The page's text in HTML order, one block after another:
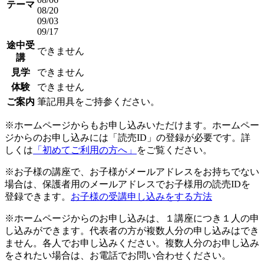
テーマ
08/20
09/03
09/17
途中受
講
できません
見学
できません
体験
できません
ご案内 筆記用具をご持参ください。
※ホームページからもお申し込みいただけます。ホームペー
ジからのお申し込みには「読売ID」の登録が必要です。詳
しくは 「初めてご利用の方へ」 をご覧ください。
※お子様の講座で、お子様がメールアドレスをお持ちでない
場合は、保護者用のメールアドレスでお子様用の読売IDを
登録できます。 お子様の受講申し込みをする方法
※ホームページからのお申し込みは、１講座につき１人の申
し込みができます。代表者の方が複数人分の申し込みはでき
ません。各人でお申し込みください。複数人分のお申し込み
をされたい場合は、お電話でお問い合わせください。